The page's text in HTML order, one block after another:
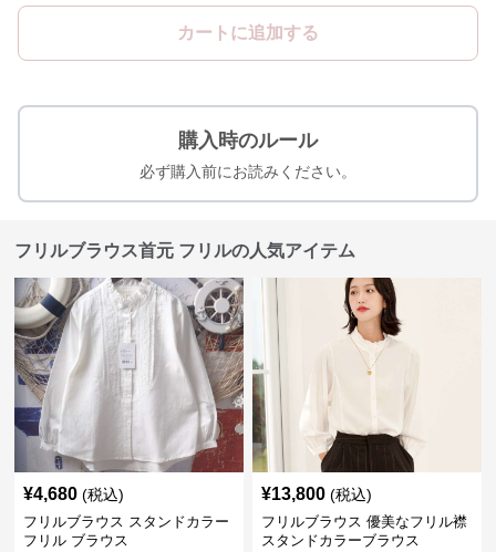
カートに追加する
購入時のルール
必ず購入前にお読みください。
フリルブラウス首元 フリルの人気アイテム
¥4,680 (税込)
フリルブラウス スタンドカラー
フリル ブラウス
¥13,800 (税込)
フリルブラウス 優美なフリル襟
スタンドカラーブラウス